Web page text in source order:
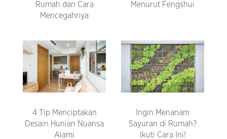
Rumah dan Cara
Mencegahnya
Menurut Fengshui
4 Tip Menciptakan
Desain Hunian Nuansa
Alami
Ingin Menanam
Sayuran di Rumah?
Ikuti Cara Ini!